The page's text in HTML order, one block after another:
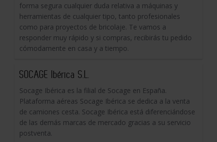
forma segura cualquier duda relativa a máquinas y
herramientas de cualquier tipo, tanto profesionales
como para proyectos de bricolaje. Te vamos a
responder muy rápido y si compras, recibirás tu pedido
cómodamente en casa y a tiempo.
SOCAGE Ibérica S.L.
Socage Ibérica es la filial de Socage en España.
Plataforma aéreas Socage Ibérica se dedica a la venta
de camiones cesta. Socage Ibérica está diferenciándose
de las demás marcas de mercado gracias a su servicio
postventa.